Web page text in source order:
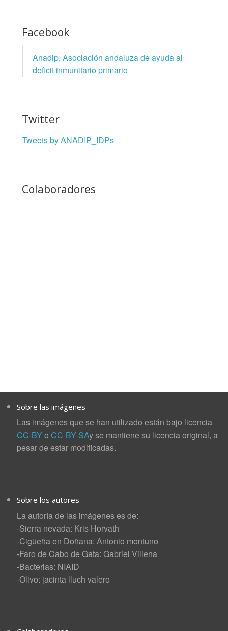
Facebook
Anadip, Asociación andaluza de ayuda al
deficit inmunitario primario
Twitter
Tweets by ANADIP_IDPs
Colaboradores
Sobre las imágenes
Las imágenes que se han utilizado están bajo licencia
CC-BYo CC-BY-SAy se mantiene su licencia original, a
pesar de estar modificadas.
Sobre los autores
La autoría de las imágenes es de:
-Sierra nevada: Kris Horvath
-Cigüeña en Doñana: Antonio montuno
-Faro de Cabo de Gata: Gabriel Villena
-Bacterias: NIAID
-Olivo: jacinta lluch valero